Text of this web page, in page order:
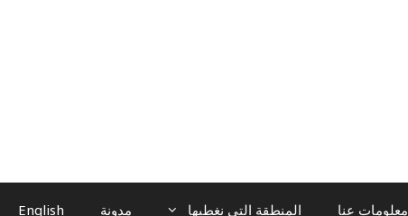
معلومات عنا المنطقة التي نغطيها مدونة English